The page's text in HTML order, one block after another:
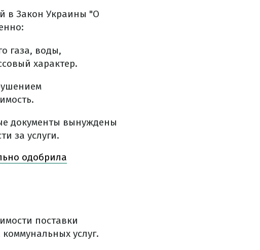
в Закон Украины "О
газа, воды,
характер.
документы вынуждены
за услуги.
одобрила
поставки
услуг.